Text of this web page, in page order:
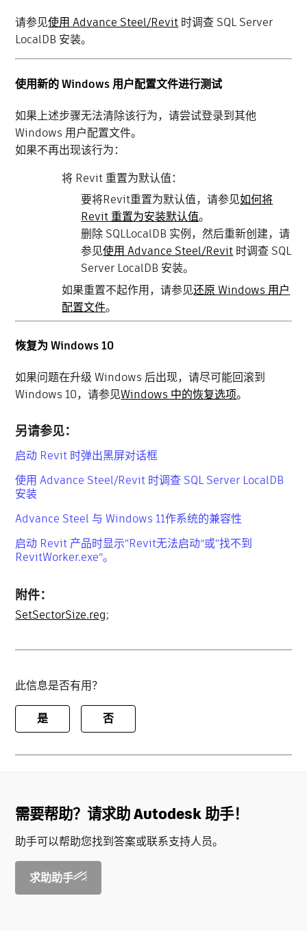
请参见使用 Advance Steel/Revit 时调查 SQL Server
LocalDB 安装。
使用新的 Windows 用户配置文件进行测试
如果上述步骤无法清除该行为，请尝试登录到其他
Windows 用户配置文件。
如果不再出现该行为：
将 Revit 重置为默认值：
要将Revit重置为默认值，请参见如何将
Revit 重置为安装默认值。
删除 SQLLocalDB 实例，然后重新创建，请
参见使用 Advance Steel/Revit 时调查 SQL
Server LocalDB 安装。
如果重置不起作用，请参见还原 Windows 用户
配置文件。
恢复为 Windows 10
如果问题在升级 Windows 后出现，请尽可能回滚到
Windows 10，请参见Windows 中的恢复选项。
另请参见：
启动 Revit 时弹出黑屏对话框
使用 Advance Steel/Revit 时调查 SQL Server LocalDB
安装
Advance Steel 与 Windows 11作系统的兼容性
启动 Revit 产品时显示“Revit无法启动”或“找不到
RevitWorker.exe”。
附件：
SetSectorSize.reg;
此信息是否有用？
是 否
需要帮助？请求助 Autodesk 助手！
助手可以帮助您找到答案或联系支持人员。
求助助手